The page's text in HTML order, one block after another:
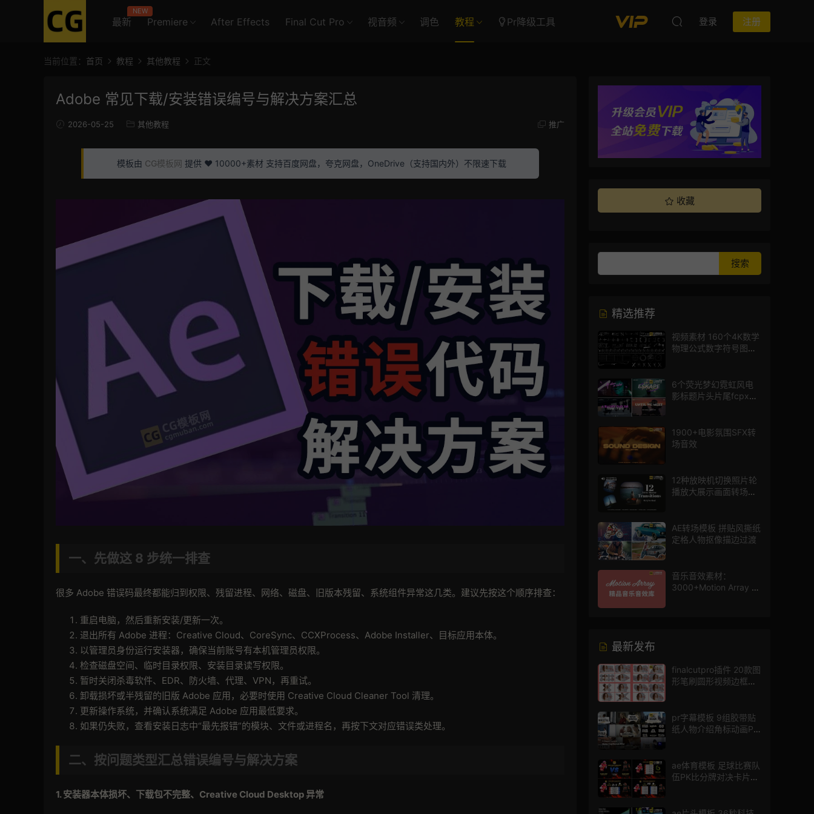
最新
NEW
Premiere After Effects Final Cut Pro 视音频 调色 教程 Pr降级工具 登录 注册
当前位置： 首页 教程 其他教程 正文
Adobe 常见下载/安装错误编号与解决方案汇总
2026-05-25 其他教程 推广
模板由 CG模板网 提供 ❤️ 10000+素材 支持百度网盘，夸克网盘，OneDrive（支持国内外）不限速下载
一、先做这 8 步统一排查
很多 Adobe 错误码最终都能归到权限、残留进程、网络、磁盘、旧版本残留、系统组件异常这几类。建议先按这个顺序排查：
重启电脑，然后重新安装/更新一次。
退出所有 Adobe 进程：Creative Cloud、CoreSync、CCXProcess、Adobe Installer、目标应用本体。
以管理员身份运行安装器，确保当前账号有本机管理员权限。
检查磁盘空间、临时目录权限、安装目录读写权限。
暂时关闭杀毒软件、EDR、防火墙、代理、VPN，再重试。
卸载损坏或半残留的旧版 Adobe 应用，必要时使用 Creative Cloud Cleaner Tool 清理。
更新操作系统，并确认系统满足 Adobe 应用最低要求。
如果仍失败，查看安装日志中“最先报错”的模块、文件或进程名，再按下文对应错误类处理。
二、按问题类型汇总错误编号与解决方案
1.安装器本体损坏、下载包不完整、 Creative Cloud Desktop 异常
收藏
精选推荐
视频素材 160个4K数学
物理公式数字符号图标
6个荧光梦幻霓虹风电
影标题片头片尾fcpx插
1900+电影氛围SFX转
场音效
12种放映机切换照片轮
播放大展示画面转场动
AE转场模板 拼贴风撕纸
定格人物抠像描边过渡
音乐音效素材：
3000+Motion Array 影
最新发布
finalcutpro插件 20款图
形笔刷圆形视频边框遮
pr字幕模板 9组胶带贴
纸人物介绍角标动画PR
ae体育模板 足球比赛队
伍PK比分牌对决卡片球